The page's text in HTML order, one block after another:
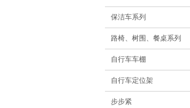
保洁车系列
路椅、树围、餐桌系列
自行车车棚
自行车定位架
步步紧